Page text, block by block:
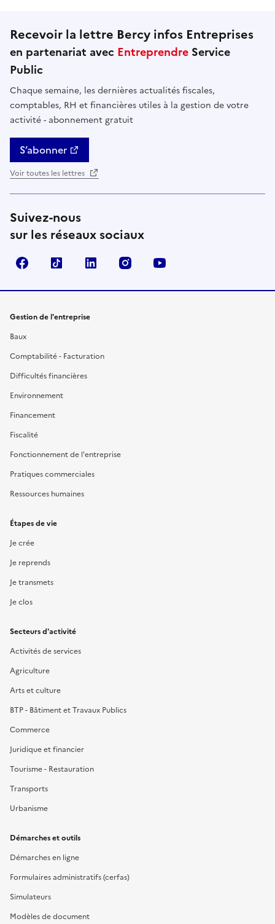
Recevoir la lettre Bercy infos Entreprises
en partenariat avec Entreprendre Service
Public
Chaque semaine, les dernières actualités fiscales,
comptables, RH et financières utiles à la gestion de votre
activité - abonnement gratuit
S’abonner
Voir toutes les lettres
Suivez-nous
sur les réseaux sociaux
FacebookTikTok Linkedin Instagram
Gestion de l'entreprise
Baux
Comptabilité - Facturation
Difficultés financières
Environnement
Financement
Fiscalité
Fonctionnement de l'entreprise
Pratiques commerciales
Ressources humaines
Étapes de vie
Je crée
Je reprends
Je transmets
Je clos
Secteurs d'activité
Activités de services
Agriculture
Arts et culture
BTP - Bâtiment et Travaux Publics
Commerce
Juridique et financier
Tourisme - Restauration
Transports
Urbanisme
Démarches et outils
Démarches en ligne
Formulaires administratifs (cerfas)
Simulateurs
Modèles de document